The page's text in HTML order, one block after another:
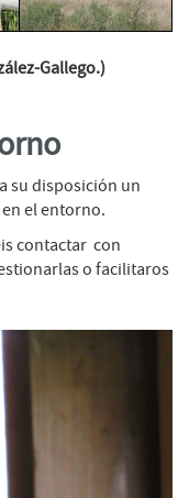
Gallego.)
su disposición un
el entorno.
contactar con
o facilitaros